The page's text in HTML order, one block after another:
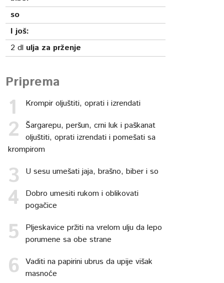
so
I još:
2 dl ulja za prženje
Priprema
Krompir oljuštiti, oprati i izrendati
Šargarepu, peršun, crni luk i paškanat
oljuštiti, oprati izrendati i pomešati sa
krompirom
U sesu umešati jaja, brašno, biber i so
Dobro umesiti rukom i oblikovati
pogačice
Pljeskavice pržiti na vrelom ulju da lepo
porumene sa obe strane
Vaditi na papirini ubrus da upije višak
masnoće